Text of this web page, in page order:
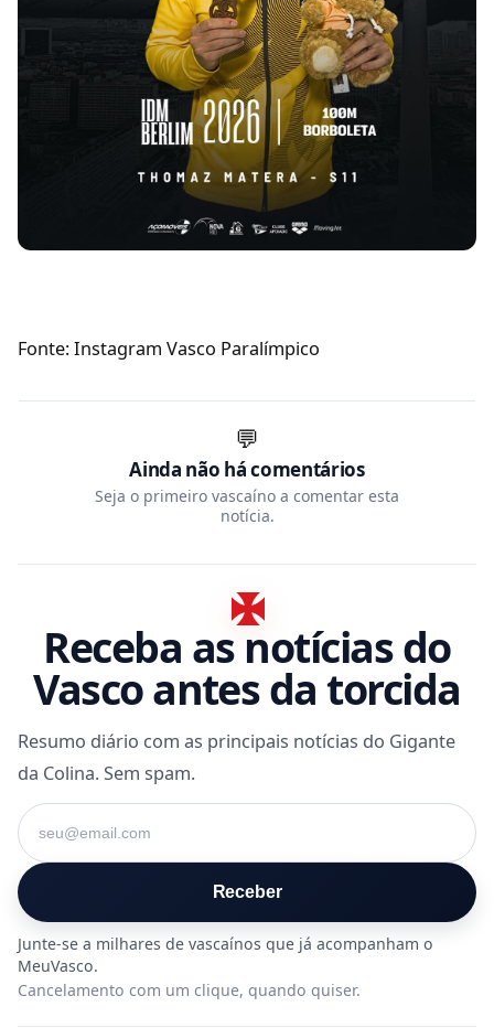
Fonte: Instagram Vasco Paralímpico
💬
Ainda não há comentários
Seja o primeiro vascaíno a comentar esta
notícia.
Receba as notícias do
Vasco antes da torcida
Resumo diário com as principais notícias do Gigante
da Colina. Sem spam.
Seu e-mail
Receber
Cancelamento com um clique, quando quiser.